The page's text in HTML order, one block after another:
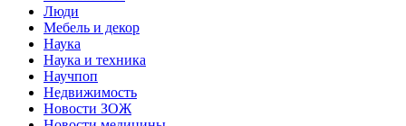
Люди
Мебель и декор
Наука
Наука и техника
Научпоп
Недвижимость
Новости ЗОЖ